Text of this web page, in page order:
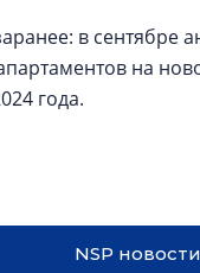
в сентябре
на
года.
NSP